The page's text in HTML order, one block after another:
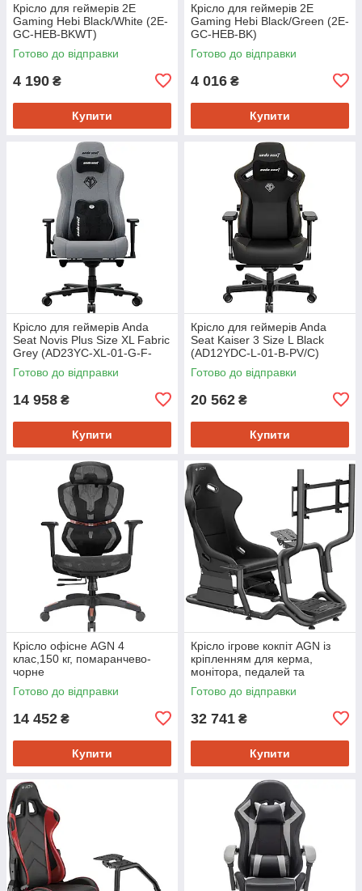
Крісло для геймерів 2E
Gaming Hebi Black/White (2E-
GC-HEB-BKWT)
Готово до відправки
4 190 ₴
Купити
Крісло для геймерів 2E
Gaming Hebi Black/Green (2E-
GC-HEB-BK)
Готово до відправки
4 016 ₴
Купити
Крісло для геймерів Anda
Seat Novis Plus Size XL Fabric
Grey (AD23YC-XL-01-G-F-
G04)
Готово до відправки
14 958 ₴
Купити
Крісло для геймерів Anda
Seat Kaiser 3 Size L Black
(AD12YDC-L-01-B-PV/C)
Готово до відправки
20 562 ₴
Купити
Крісло офісне AGN 4
клас,150 кг, помаранчево-
чорне
Готово до відправки
14 452 ₴
Купити
Крісло ігрове кокпіт AGN із
кріпленням для керма,
монітора, педалей та
коробки передач чорне
Готово до відправки
32 741 ₴
Купити